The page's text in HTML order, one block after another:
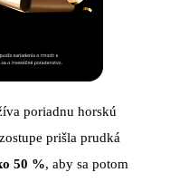
poriadnu horskú
prišla prudká
50 %, aby sa potom